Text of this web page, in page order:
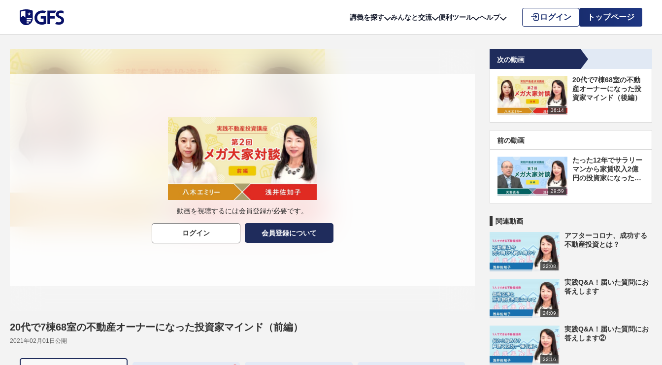
講義を探す みんなと交流 便利ツール ヘルプ ログイン トップページ
動画を視聴するには会員登録が必要です。
ログイン 会員登録について
20代で7棟68室の不動産オーナーになった投資家マインド（前編）
2021年02月01日 公開
次の動画
36:14
20代で7棟68室の不動
産オーナーになった投
資家マインド（後編）
前の動画
29:59
たった12年でサラリー
マンから家賃収入2億
円の投資家になった方
関連動画
22:08
アフターコロナ、成功する
不動産投資とは？
24:09
実践Q&A！届いた質問にお
答えします
22:16
実践Q&A！届いた質問にお
答えします②